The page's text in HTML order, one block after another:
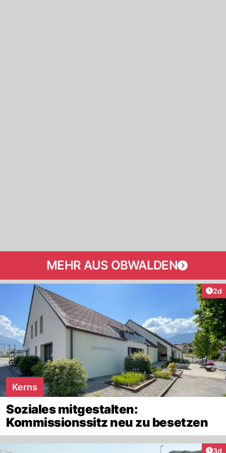
MEHR AUS OBWALDEN
2d
Kerns
Soziales mitgestalten:
Kommissionssitz neu zu besetzen
3d